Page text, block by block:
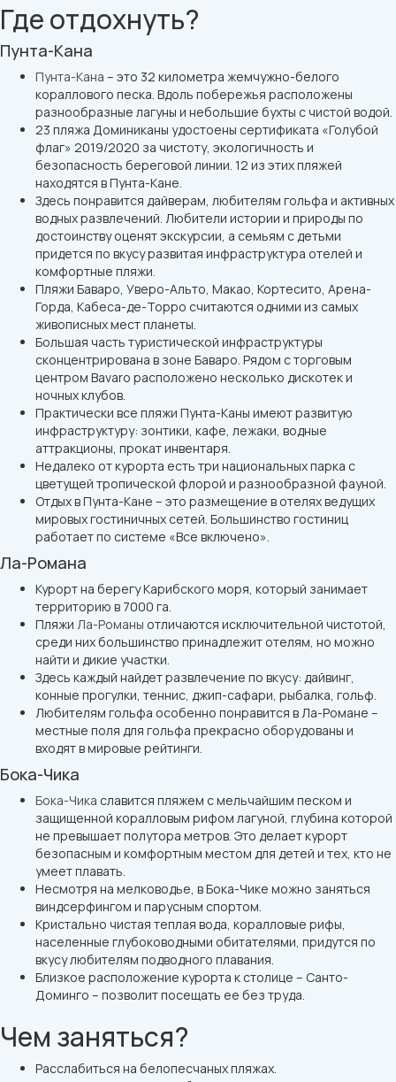
Где отдохнуть?
Пунта-Кана
Пунта-Кана – это 32 километра жемчужно-белого
кораллового песка. Вдоль побережья расположены
разнообразные лагуны и небольшие бухты с чистой водой.
23 пляжа Доминиканы удостоены сертификата «Голубой
флаг» 2019/2020 за чистоту, экологичность и
безопасность береговой линии. 12 из этих пляжей
находятся в Пунта-Кане.
Здесь понравится дайверам, любителям гольфа и активных
водных развлечений. Любители истории и природы по
достоинству оценят экскурсии, а семьям с детьми
придется по вкусу развитая инфраструктура отелей и
комфортные пляжи.
Пляжи Баваро, Уверо-Альто, Макао, Кортесито, Арена-
Горда, Кабеса-де-Торро считаются одними из самых
живописных мест планеты.
Большая часть туристической инфраструктуры
сконцентрирована в зоне Баваро. Рядом с торговым
центром Bavaro расположено несколько дискотек и
ночных клубов.
Практически все пляжи Пунта-Каны имеют развитую
инфраструктуру: зонтики, кафе, лежаки, водные
аттракционы, прокат инвентаря.
Недалеко от курорта есть три национальных парка с
цветущей тропической флорой и разнообразной фауной.
Отдых в Пунта-Кане – это размещение в отелях ведущих
мировых гостиничных сетей. Большинство гостиниц
работает по системе «Все включено».
Ла-Романа
Курорт на берегу Карибского моря, который занимает
территорию в 7000 га.
Пляжи Ла-Романы отличаются исключительной чистотой,
среди них большинство принадлежит отелям, но можно
найти и дикие участки.
Здесь каждый найдет развлечение по вкусу: дайвинг,
конные прогулки, теннис, джип-сафари, рыбалка, гольф.
Любителям гольфа особенно понравится в Ла-Романе –
местные поля для гольфа прекрасно оборудованы и
входят в мировые рейтинги.
Бока-Чика
Бока-Чика славится пляжем с мельчайшим песком и
защищенной коралловым рифом лагуной, глубина которой
не превышает полутора метров. Это делает курорт
безопасным и комфортным местом для детей и тех, кто не
умеет плавать.
Несмотря на мелководье, в Бока-Чике можно заняться
виндсерфингом и парусным спортом.
Кристально чистая теплая вода, коралловые рифы,
населенные глубоководными обитателями, придутся по
вкусу любителям подводного плавания.
Близкое расположение курорта к столице – Санто-
Доминго – позволит посещать ее без труда.
Чем заняться?
Расслабиться на белопесчаных пляжах.